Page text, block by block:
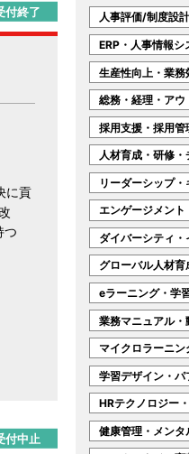
付終了
に貢
つ
付中止
人事評価/制度設計
ERP・人事情報シ
生産性向上・業務
総務・経理・アウ
採用支援・採用管
人材育成・研修
リーダーシップ
エンゲージメント
ダイバーシティ
グローバル人材育
eラーニング・学
業務マニュアル
マイクロラーニン
学習デザイン・
HRテクノロジー
健康管理・メンタ